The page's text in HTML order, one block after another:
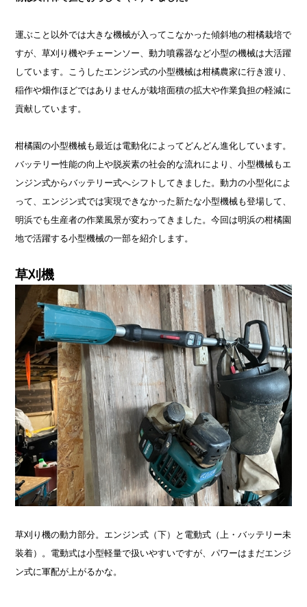
運ぶこと以外では大きな機械が入ってこなかった傾斜地の柑橘栽培で
すが、草刈り機やチェーンソー、動力噴霧器など小型の機械は大活躍
しています。こうしたエンジン式の小型機械は柑橘農家に行き渡り、
稲作や畑作ほどではありませんが栽培面積の拡大や作業負担の軽減に
貢献しています。
柑橘園の小型機械も最近は電動化によってどんどん進化しています。
バッテリー性能の向上や脱炭素の社会的な流れにより、小型機械もエ
ンジン式からバッテリー式へシフトしてきました。動力の小型化によ
って、エンジン式では実現できなかった新たな小型機械も登場して、
明浜でも生産者の作業風景が変わってきました。今回は明浜の柑橘園
地で活躍する小型機械の一部を紹介します。
草刈機
草刈り機の動力部分。エンジン式（下）と電動式（上・バッテリー未
装着）。電動式は小型軽量で扱いやすいですが、パワーはまだエンジ
ン式に軍配が上がるかな。